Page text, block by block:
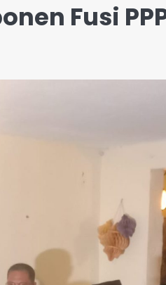
Fusi